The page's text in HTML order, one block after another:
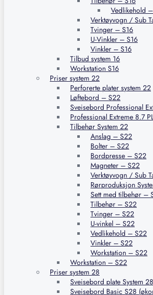
Vedlikehold
Verktøyvogn / Sub
Tvinger – S16
U-Vinkler – S16
Vinkler – S16
Tilbud system 16
Workstation S16
Priser system 22
Perforerte plater system 22
Løftebord – S22
Sveisebord Professional
Professional Extreme 8.7
Tilbehør System 22
Anslag – S22
Bolter – S22
Bordpresse – S22
Magneter – S22
Verktøyvogn / Sub
Rørproduksjon
Sett med tilbehør –
Tilbehør – S22
Tvinger – S22
U-vinkel – S22
Vedlikehold – S22
Vinkler – S22
Workstation – S22
Workstation – S22
Priser system 28
Sveisebord plate System 28
Sveisebord Basic S28